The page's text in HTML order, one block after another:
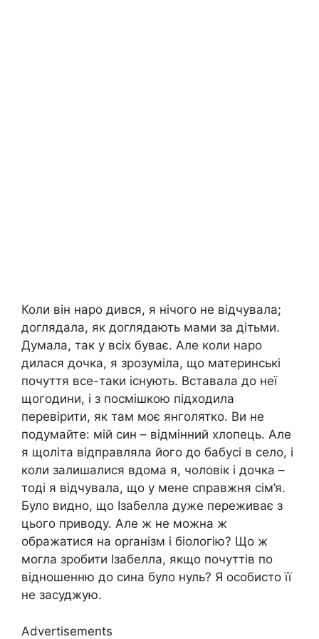
Коли він наро дився, я нічого не відчувала;
доглядала, як доглядають мами за дітьми.
Думала, так у всіх буває. Але коли наро
дилася дочка, я зрозуміла, що материнські
почуття все-таки існують. Вставала до неї
щогодини, і з посмішкою підходила
перевірити, як там моє янголятко. Ви не
подумайте: мій син – відмінний хлопець. Але
я щоліта відправляла його до бабусі в село, і
коли залишалися вдома я, чоловік і дочка –
тоді я відчувала, що у мене справжня сім’я.
Було видно, що Ізабелла дуже переживає з
цього приводу. Але ж не можна ж
ображатися на орrанізм і біологію? Що ж
могла зробити Ізабелла, якщо почуттів по
відношенню до сина було нуль? Я особисто її
не засуджую.
Advertisements